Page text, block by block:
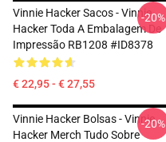
Vinnie Hacker Sacos - Vinnie
Hacker Toda A Embalagem De
Impressão RB1208 #ID8378
€ 22,95 - € 27,55
-20%
Vinnie Hacker Bolsas - Vinnie
Hacker Merch Tudo Sobre
-20%